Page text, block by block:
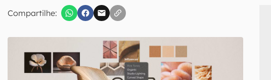
Compartilhe:
Confirmo que li, aceito e concordo com os